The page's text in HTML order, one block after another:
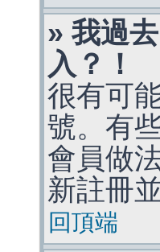
» 我過
入？！
很有可
號。有
會員做
新註冊
回頂端